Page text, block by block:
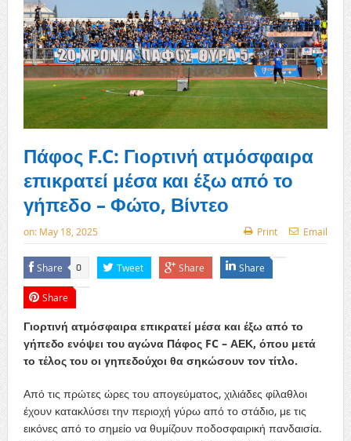
Πάφος F.C: Γιορτινή ατμόσφαιρα
επικρατεί μέσα και έξω από το
γήπεδο – Φώτο, Βίντεο
on: May 18, 2025 Print Email
Share 0 Tweet Share Share
Share
Γιορτινή ατμόσφαιρα επικρατεί μέσα και έξω από το
γήπεδο ενόψει του αγώνα Πάφος FC – ΑΕΚ, όπου μετά
το τέλος του οι γηπεδούχοι θα σηκώσουν τον τίτλο.
Από τις πρώτες ώρες του απογεύματος, χιλιάδες φίλαθλοι
έχουν κατακλύσει την περιοχή γύρω από το στάδιο, με τις
εικόνες από το σημείο να θυμίζουν ποδοσφαιρική πανδαισία.